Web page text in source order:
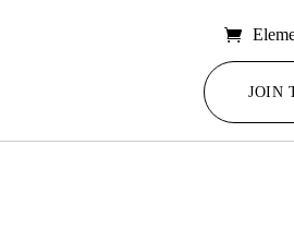
JOIN